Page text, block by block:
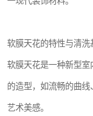
软膜天花的特性与清洗
软膜天花是一种新型
的造型，如流畅的曲
艺术美感。